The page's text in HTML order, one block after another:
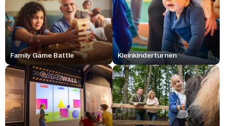
Family Game Battle Kleinkinderturnen